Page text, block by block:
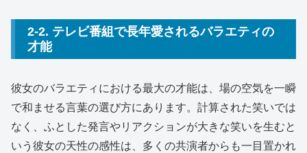
2-2. テレビ番組で長年愛されるバラエティの
才能
彼女のバラエティにおける最大の才能は、場の空気を一瞬
で和ませる言葉の選び方にあります。計算された笑いでは
なく、ふとした発言やリアクションが大きな笑いを生むと
いう彼女の天性の感性は、多くの共演者からも一目置かれ